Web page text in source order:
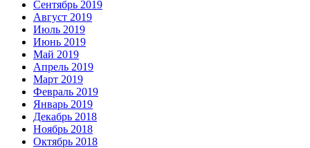
Сентябрь 2019
Август 2019
Июль 2019
Июнь 2019
Май 2019
Апрель 2019
Март 2019
Февраль 2019
Январь 2019
Декабрь 2018
Ноябрь 2018
Октябрь 2018